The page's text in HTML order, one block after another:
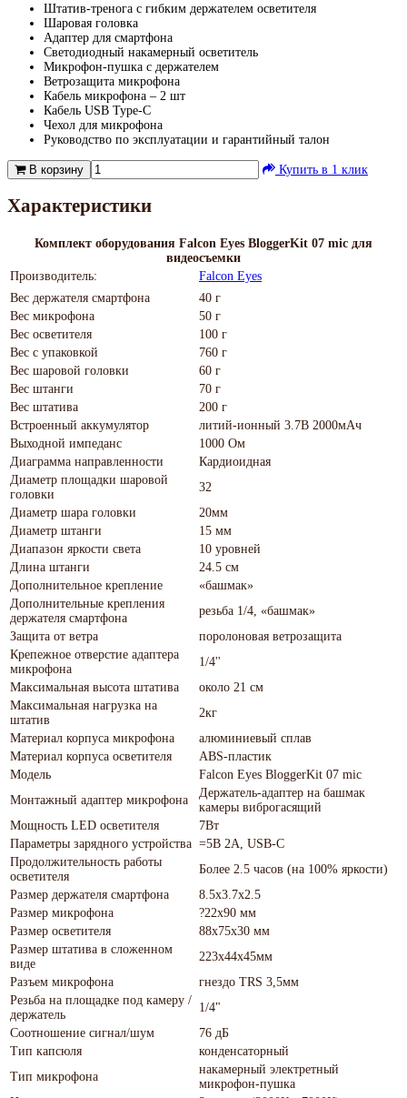
Штатив-тренога с гибким держателем осветителя
Шаровая головка
Адаптер для смартфона
Светодиодный накамерный осветитель
Микрофон-пушка с держателем
Ветрозащита микрофона
Кабель микрофона – 2 шт
Кабель USB Type-C
Чехол для микрофона
Руководство по эксплуатации и гарантийный талон
В корзину Купить в 1 клик
Характеристики
Комплект оборудования Falcon Eyes BloggerKit 07 mic для
видеосъемки
Производитель:
Falcon Eyes
Вес держателя смартфона
40 г
Вес микрофона
50 г
Вес осветителя
100 г
Вес с упаковкой
760 г
Вес шаровой головки
60 г
Вес штанги
70 г
Вес штатива
200 г
Встроенный аккумулятор
литий-ионный 3.7В 2000мАч
Выходной импеданс
1000 Ом
Диаграмма направленности
Кардиоидная
Диаметр площадки шаровой
головки
32
Диаметр шара головки
20мм
Диаметр штанги
15 мм
Диапазон яркости света
10 уровней
Длина штанги
24.5 см
Дополнительное крепление
«башмак»
Дополнительные крепления
держателя смартфона
резьба 1/4, «башмак»
Защита от ветра
поролоновая ветрозащита
Крепежное отверстие адаптера
микрофона
1/4''
Максимальная высота штатива
около 21 см
Максимальная нагрузка на
штатив
2кг
Материал корпуса микрофона
алюминиевый сплав
Материал корпуса осветителя
ABS-пластик
Модель
Falcon Eyes BloggerKit 07 mic
Монтажный адаптер микрофона
Держатель-адаптер на башмак
камеры виброгасящий
Мощность LED осветителя
7Вт
Параметры зарядного устройства =5В 2А, USB-C
Продолжительность работы
осветителя
Более 2.5 часов (на 100% яркости)
Размер держателя смартфона
8.5х3.7х2.5
Размер микрофона
?22х90 мм
Размер осветителя
88х75х30 мм
Размер штатива в сложенном
виде
223х44х45мм
Разъем микрофона
гнездо TRS 3,5мм
Резьба на площадке под камеру /
держатель
1/4"
Соотношение сигнал/шум
76 дБ
Тип капсюля
конденсаторный
Тип микрофона
накамерный электретный
микрофон-пушка